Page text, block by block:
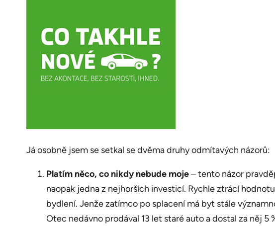
Já osobně jsem se setkal se dvěma druhy odmítavých názorů:
Platím něco, co nikdy nebude moje– tento názor
naopak jedna z nejhorších investicí. Rychle ztrácí
bydlení. Jenže zatímco po splacení má byt stále
Otec nedávno prodával 13 let staré auto a dostal za něj